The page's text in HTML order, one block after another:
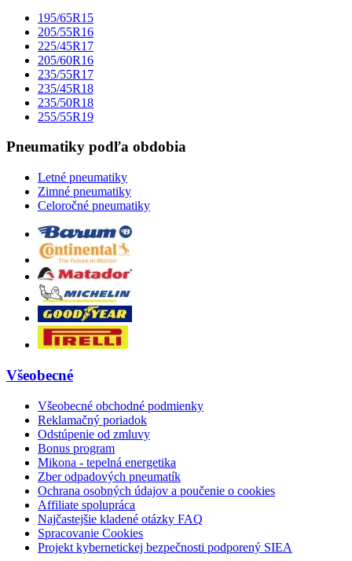
195/65R15
205/55R16
225/45R17
205/60R16
235/55R17
235/45R18
235/50R18
255/55R19
Pneumatiky podľa obdobia
Letné pneumatiky
Zimné pneumatiky
Celoročné pneumatiky
Všeobecné
Všeobecné obchodné podmienky
Reklamačný poriadok
Odstúpenie od zmluvy
Bonus program
Mikona - tepelná energetika
Zber odpadových pneumatík
Ochrana osobných údajov a poučenie o cookies
Affiliate spolupráca
Najčastejšie kladené otázky FAQ
Spracovanie Cookies
Projekt kybernetickej bezpečnosti podporený SIEA